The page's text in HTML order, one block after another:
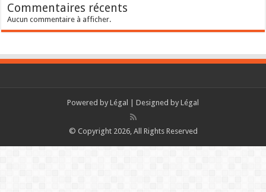
Commentaires récents
Aucun commentaire à afficher.
Powered by Légal | Designed by Légal
© Copyright 2026, All Rights Reserved